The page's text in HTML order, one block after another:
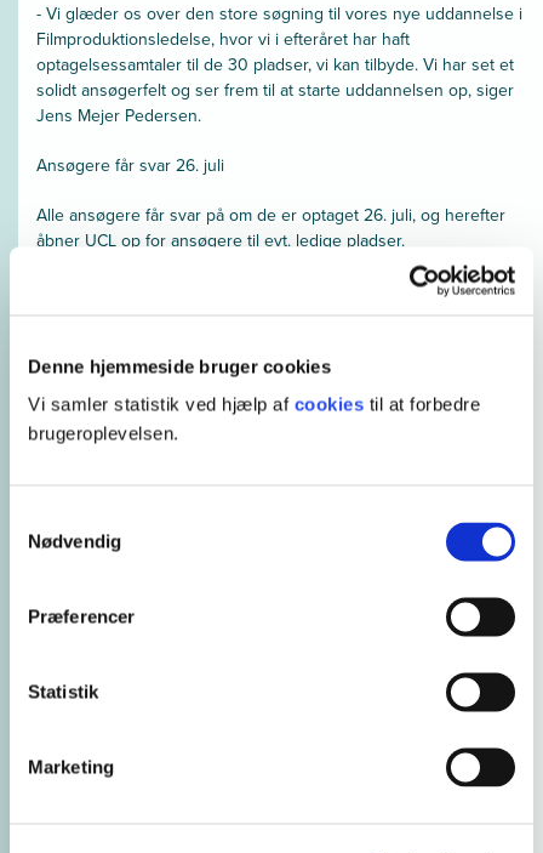
Denne hjemmeside bruger cookies
Vi samler statistik ved hjælp af cookies til at forbedre
brugeroplevelsen.
Nødvendig
Præferencer
Statistik
Marketing
- Vi glæder os over den store søgning til vores nye uddannelse i
Filmproduktionsledelse, hvor vi i efteråret har haft
optagelsessamtaler til de 30 pladser, vi kan tilbyde. Vi har set et
solidt ansøgerfelt og ser frem til at starte uddannelsen op, siger
Jens Mejer Pedersen.
Ansøgere får svar 26. juli
Alle ansøgere får svar på om de er optaget 26. juli, og herefter
åbner UCL op for ansøgere til evt. ledige pladser.
Pædagog: 401
Socialrådgiver: 359
Fysioterapeut:
Finans: 122